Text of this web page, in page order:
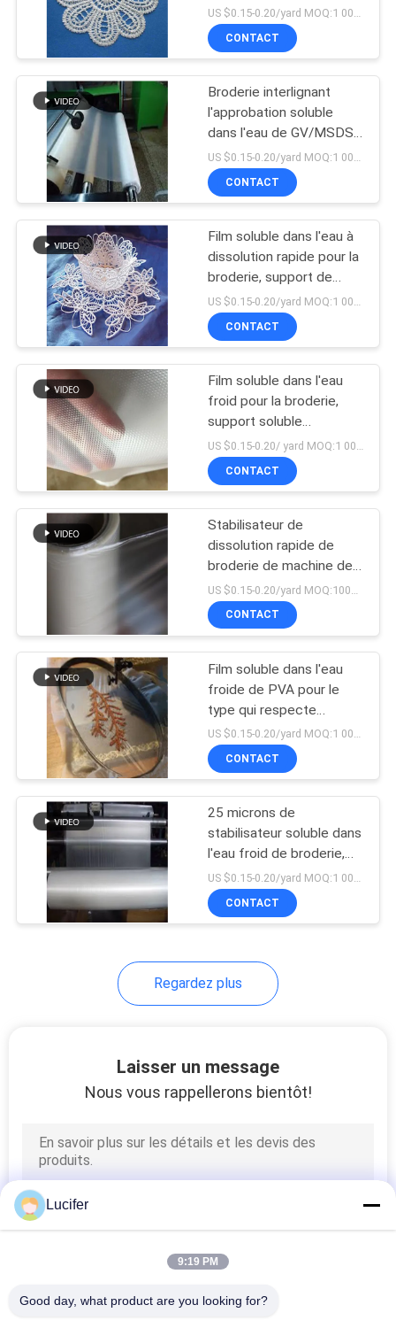
NOUVELLES
DEMANDEZ
UN DEVIS
PLAN
DU
SITE
PRIVACY
POLICY
1m*200yard*35micron US $0.15-0.20/yard MOQ:1 000 mètres
CONTACT
Broderie interlignant
l'approbation soluble
dans l'eau de GV/MSDS
de stabilisateur de PVA US $0.15-0.20/yard MOQ:1 000 mètres
CONTACT
Film soluble dans l'eau à
dissolution rapide pour la
broderie, support de
broderie en plastique
PVA
CONTACT
Film soluble dans l'eau
froid pour la broderie,
support soluble
transparent de broderie
de PVA
CONTACT
Stabilisateur de
dissolution rapide de
broderie de machine de
film soluble dans l'eau
d'alcool polyvinylique
CONTACT
Film soluble dans l'eau
froide de PVA pour le
type qui respecte
l'environnement
transparent de broderie
US $0.15-0.20/yard MOQ:1 000 mètres
CONTACT
25 microns de
stabilisateur soluble dans
l'eau froid de broderie,
film soluble de l'eau de
PVA
US $0.15-0.20/yard MOQ:1 000 verges
CONTACT
Regardez plus
Laisser un message
Nous vous rappellerons bientôt!
Lucifer
9:19 PM
Good day, what product are you looking for?